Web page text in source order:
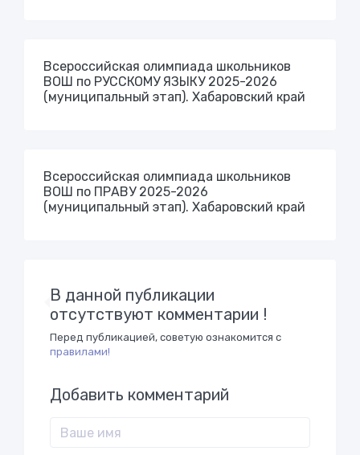
Всероссийская олимпиада школьников
ВОШ по РУССКОМУ ЯЗЫКУ 2025-2026
(муниципальный этап). Хабаровский край
Всероссийская олимпиада школьников
ВОШ по ПРАВУ 2025-2026
(муниципальный этап). Хабаровский край
В данной публикации
отсутствуют комментарии !
Перед публикацией, советую ознакомится с
правилами!
Добавить комментарий